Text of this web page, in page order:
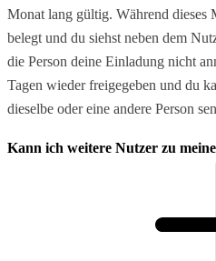
Monat lang gültig. Während dieses
belegt und du siehst neben dem
die Person deine Einladung nicht
Tagen wieder freigegeben und du
dieselbe oder eine andere Person
Kann ich weitere Nutzer zu